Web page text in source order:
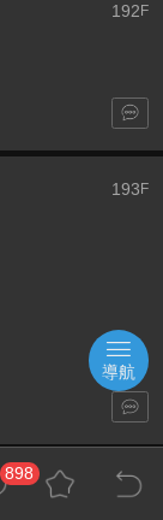
192 F
193 F
194F
898
導航